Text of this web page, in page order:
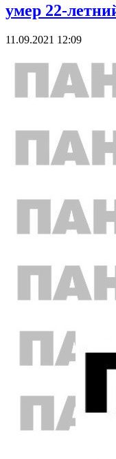
умер 22-
11.09.2021 12:09